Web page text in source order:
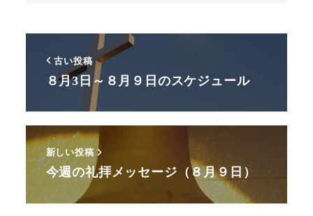
古い投稿
８月3日～８月９日のスケジュール
新しい投稿
今週の礼拝メッセージ（８月９日）